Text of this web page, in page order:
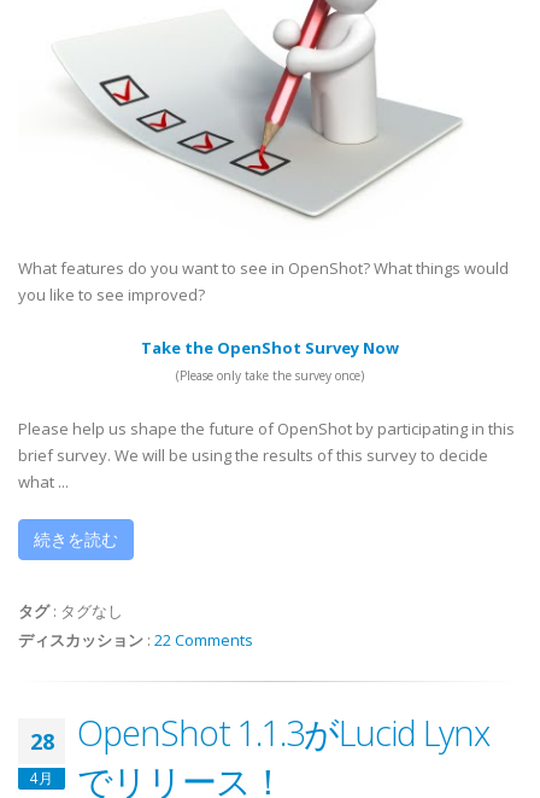
What features do you want to see in OpenShot? What things would
you like to see improved?
Take the OpenShot Survey Now
(Please only take the survey once)
Please help us shape the future of OpenShot by participating in this
brief survey. We will be using the results of this survey to decide
what ...
続きを読む
タグ: タグなし
ディスカッション : 22 Comments
28
4月
OpenShot 1.1.3がLucid Lynx
でリリース！